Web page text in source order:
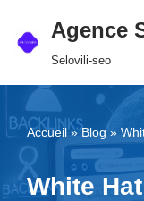
Aller
contenu
Agence
Selovili-seo
Accueil»Blog »
White